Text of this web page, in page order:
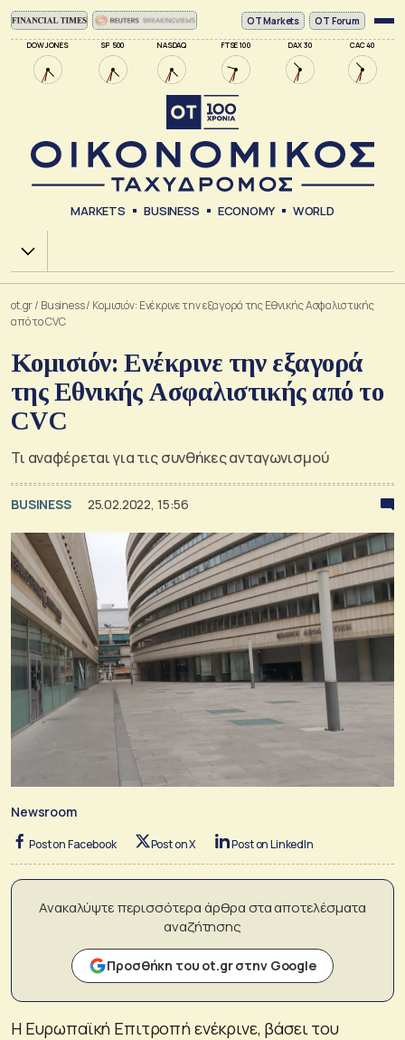
DOW JONES SP 500 NASDAQ FTSE 100 DAX 30 CAC 40
ΟΤ Markets OT Forum
MARKETS BUSINESS ECONOMY WORLD
Χ.Α.
ot.gr/ Business/ Κομισιόν: Ενέκρινε την εξαγορά της Εθνικής Ασφαλιστικής
από το CVC
Κομισιόν: Ενέκρινε την εξαγορά
της Εθνικής Ασφαλιστικής από το
CVC
Τι αναφέρεται για τις συνθήκες ανταγωνισμού
BUSINESS 25.02.2022, 15:56
Newsroom
Post on Facebook Post on X Post on LinkedIn
Ανακαλύψτε περισσότερα άρθρα στα αποτελέσματα
αναζήτησης
Προσθήκη του ot.gr στην Google
Η Ευρωπαϊκή Επιτροπή ενέκρινε, βάσει του